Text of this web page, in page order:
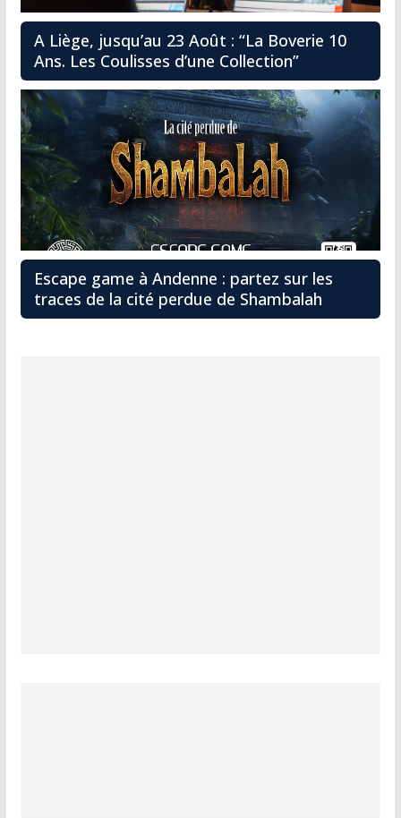
A Liège, jusqu’au 23 Août : “La Boverie 10
Ans. Les Coulisses d’une Collection”
Escape game à Andenne : partez sur les
traces de la cité perdue de Shambalah